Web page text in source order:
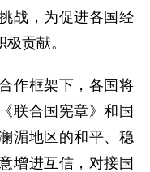
战，为促进各国经
贡献。
框架下，各国将
联合国宪章》和国
湄地区的和平、稳
增进互信，对接国